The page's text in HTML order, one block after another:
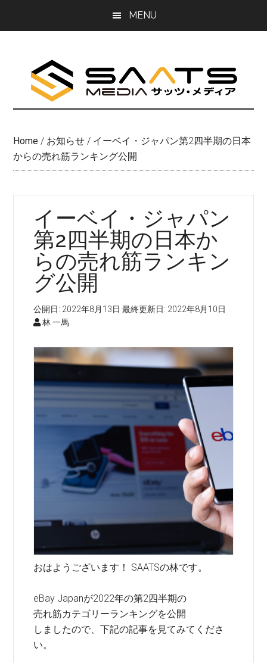
MENU
Home / お知らせ / イーベイ・ジャパン第2四半期の日本
からの売れ筋ランキング公開
イーベイ・ジャパン
第2四半期の日本か
らの売れ筋ランキン
グ公開
公開日: 2022年8月13日 最終更新日: 2022年8月10日
林 一馬
おはようございます！ SAATSの林です。
eBay Japanが2022年の第2四半期の
売れ筋カテゴリーランキングを公開
しましたので、下記の記事を見てみてくださ
い。